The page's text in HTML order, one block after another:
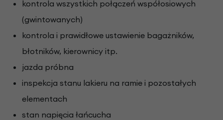
kontrola wszystkich połączeń współosiowych
(gwintowanych)
kontrola i prawidłowe ustawienie bagażników,
błotników, kierownicy itp.
jazda próbna
inspekcja stanu lakieru na ramie i pozostałych
elementach
stan napięcia łańcucha